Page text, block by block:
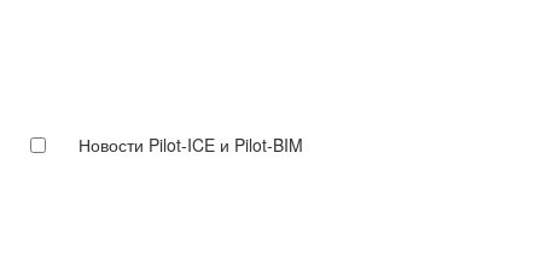
Новости Pilot-ICE и Pilot-BIM